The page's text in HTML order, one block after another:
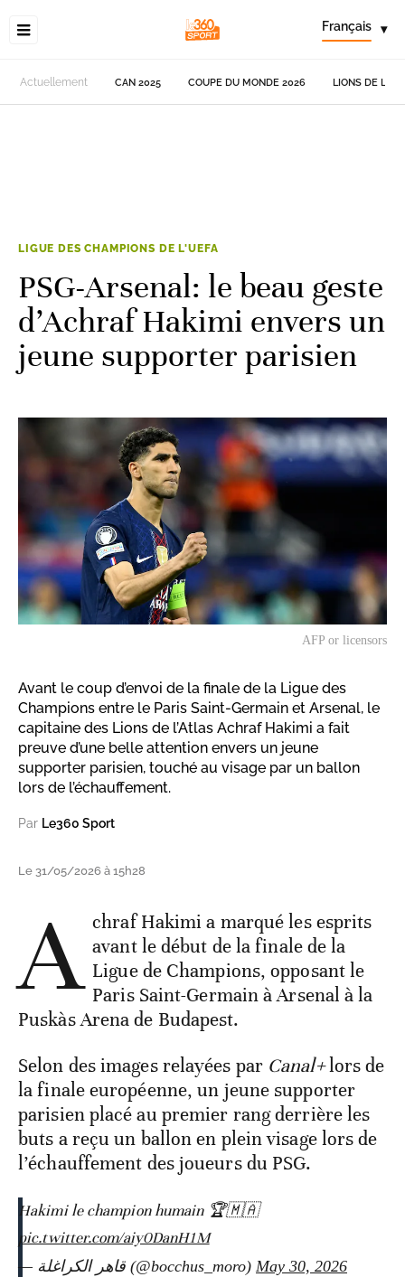
Français ▾
Actuellement CAN 2025 COUPE DU MONDE 2026 LIONS DE
LIGUE DES CHAMPIONS DE L'UEFA
PSG-Arsenal: le beau geste
d’Achraf Hakimi envers un
jeune supporter parisien
AFP or licensors
Avant le coup d’envoi de la finale de la Ligue des
Champions entre le Paris Saint-Germain et Arsenal, le
capitaine des Lions de l’Atlas Achraf Hakimi a fait
preuve d’une belle attention envers un jeune
supporter parisien, touché au visage par un ballon
lors de l’échauffement.
Par Le360 Sport
Le 31/05/2026 à 15h28
A chraf Hakimi a marqué les esprits
avant le début de la finale de la
Ligue de Champions, opposant le
Paris Saint-Germain à Arsenal à la
Puskàs Arena de Budapest.
Selon des images relayées par Canal+lors de
la finale européenne, un jeune supporter
parisien placé au premier rang derrière les
buts a reçu un ballon en plein visage lors de
l’échauffement des joueurs du PSG.
Hakimi le champion humain 🏆🇲🇦
pic.twitter.com/aiy0DanH1M
— قاهر الكراغلة (@bocchus_moro) May 30, 2026